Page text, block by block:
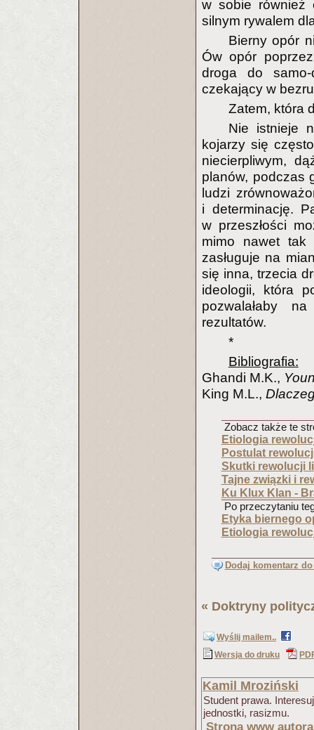
w sobie również
silnym rywalem
Bierny opór
Ów opór
droga do samo-
czekający w
Zatem, która
Nie istnieje
kojarzy się
niecierpliwym,
planów, podczas
ludzi
i determinację.
w przeszłości
mimo nawet tak
zasługuje na
się inna, trzecia
ideologii, która
pozwalałaby
rezultatów.
*
Bibliografia:
Ghandi M.K.,
King M.L.,
Zobacz także te
Etiologia
Postulat
Skutki rewolucji
Tajne związki i
Ku Klux Klan -
Po przeczytaniu
Etyka biernego
Etiologia
Dodaj komentarz
« Doktryny
Wyślij mailem..
Wersja do druku
Kamil Mroziński
Student prawa.
jednostki, rasizmu.
Strona www autora